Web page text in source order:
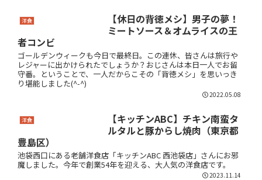
洋食
【休日の背徳メシ】男子の夢！
ミートソース＆オムライスの王
者コンビ
ゴールデンウィークも今日で最終日。この連休、皆さんは旅行や
レジャーに出かけられたでしょうか？おじさんは本日一人でお留
守番。ということで、一人だからこその「背徳メシ」を思いっき
り堪能しました(^-^)
2022.05.08
洋食
【キッチンABC】チキン南蛮タ
ルタルと豚からし焼肉（東京都
豊島区）
池袋西口にある老舗洋食店「キッチンABC 西池袋店」さんにお邪
魔しました。今年で創業54年を迎える、大人気の洋食店です。
2023.11.14